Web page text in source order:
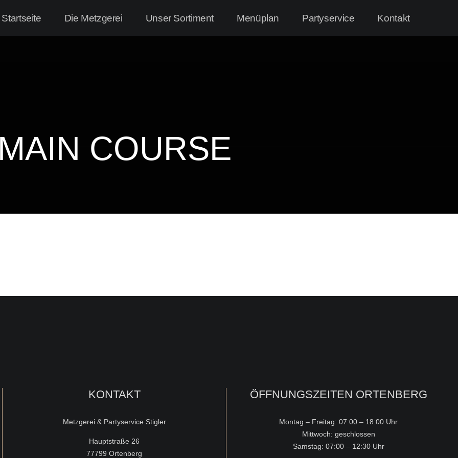
Startseite Die Metzgerei Unser Sortiment Menüplan Partyservice Kontakt
MAIN COURSE
KONTAKT
Metzgerei & Partyservice Stigler
Hauptstraße 26
77799 Ortenberg
ÖFFNUNGSZEITEN ORTENBERG
Montag – Freitag: 07:00 – 18:00 Uhr
Mittwoch: geschlossen
Samstag: 07:00 – 12:30 Uhr